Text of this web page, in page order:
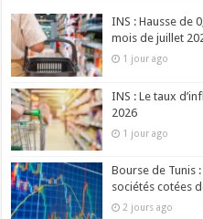
INS : Hausse de
mois de juillet
1 jour ago
INS : Le taux
2026
1 jour ago
Bourse de Tunis
sociétés cotées
2 jours ago